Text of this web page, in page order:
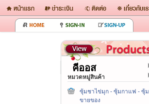
คีออส
หมวดหมู่สินค้า
ซุ้มชาไข่มุก - ซุ้มกาแฟ - ซุ้ม
ขายของ